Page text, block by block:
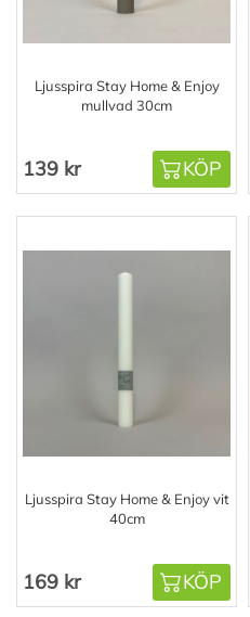
Ljusspira Stay Home & Enjoy
mullvad 30cm
139 kr KÖP
Ljusspira Stay Home & Enjoy vit
40cm
169 kr KÖP